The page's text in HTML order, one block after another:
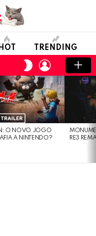
HOT TRENDING
SWITCH
SKIN
LOGIN
O NOVO JOGO
A NINTENDO?
RE3